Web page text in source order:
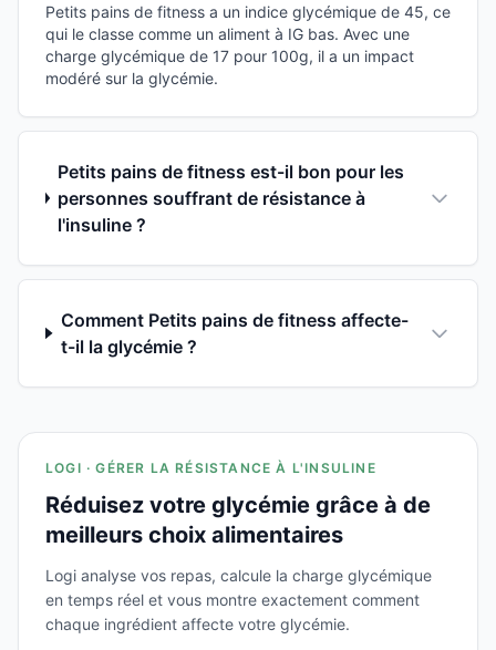
Petits pains de fitness a un indice glycémique de 45, ce
qui le classe comme un aliment à IG bas. Avec une
charge glycémique de 17 pour 100g, il a un impact
modéré sur la glycémie.
Petits pains de fitness est-il bon pour les
personnes souffrant de résistance à
l'insuline ?
Comment Petits pains de fitness affecte-
t-il la glycémie ?
LOGI · GÉRER LA RÉSISTANCE À L'INSULINE
Réduisez votre glycémie grâce à de
meilleurs choix alimentaires
Logi analyse vos repas, calcule la charge glycémique
en temps réel et vous montre exactement comment
chaque ingrédient affecte votre glycémie.